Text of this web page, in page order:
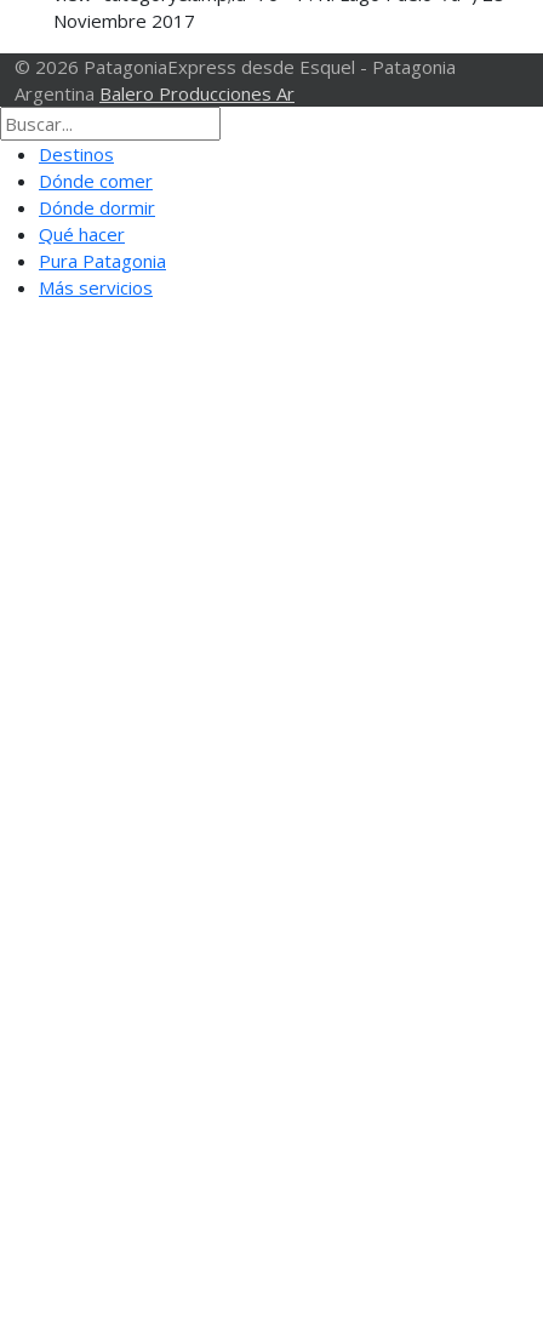
Noviembre 2017
© 2026 PatagoniaExpress desde Esquel - Patagonia
Argentina Balero Producciones Ar
Destinos
Dónde comer
Dónde dormir
Qué hacer
Pura Patagonia
Más servicios